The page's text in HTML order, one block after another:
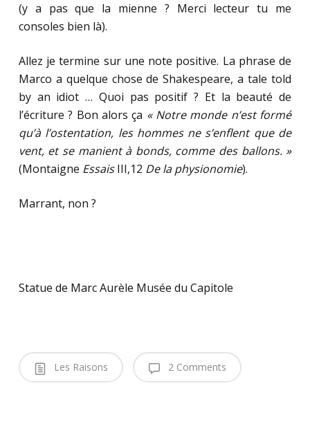
(y a pas que la mienne ? Merci lecteur tu me
consoles bien là).
Allez je termine sur une note positive. La phrase de
Marco a quelque chose de Shakespeare, a tale told
by an idiot … Quoi pas positif ? Et la beauté de
l’écriture ? Bon alors ça « Notre monde n’est formé
qu’à l’ostentation, les hommes ne s’enflent que de
vent, et se manient à bonds, comme des ballons. »
(Montaigne EssaisIII,12 De la physionomie).
Marrant, non ?
Statue de Marc Aurèle Musée du Capitole
Les Raisons 2 Comments